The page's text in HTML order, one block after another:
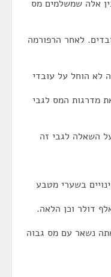
אלה שמשלמים מס
לאחר הרפורמה
לא הוחל על עובדי
מדרגות המס לגבי
השאלה לגבי זה
בשערי מטבע
דולר וכן הלאה.
נשאר עם מס גבוה